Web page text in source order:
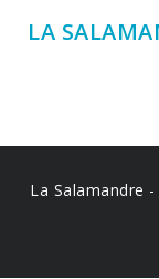
LA
La Salamandre